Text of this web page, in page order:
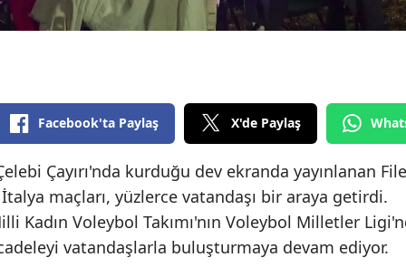
Diyarbakır
Erzincan
Eskişehir
Gaziantep
Facebook'ta Paylaş X'de Paylaş
Çayırı'nda kurduğu dev ekranda yayınlanan
maçları, yüzlerce vatandaşı bir araya getirdi.
Kadın Voleybol Takımı'nın Voleybol Milletler
vatandaşlarla buluşturmaya devam ediyor.